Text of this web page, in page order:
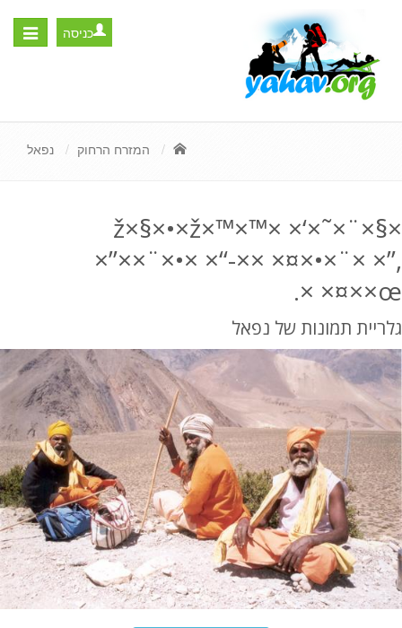
Toggle
כניסה
המזרח הרחוק נפאל
×ž×§×•×ž×™×™× ×‘×˜×¨×§
×”××¨×•× ×“-×× ×¤×•×¨× ×”,
× ×¤××œ.
גלריית תמונות של נפאל